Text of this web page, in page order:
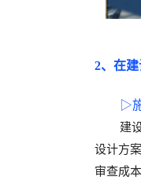
2、 在
▷
建
设计方
审查成